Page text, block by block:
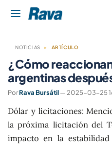
NOTICIAS ▸ ARTÍCULO
¿Cómo
argentinas
PorRava Bursátil— 2025-03-25
Dólar y licitaciones:
la próxima licitación del
impacto en la